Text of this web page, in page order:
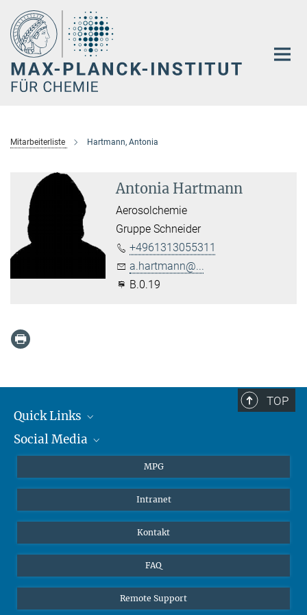
Hauptinhalt
Mitarbeiterliste Hartmann, Antonia
Antonia Hartmann
Aerosolchemie
Gruppe Schneider
+4961313055311
a.hartmann@...
B.0.19
TOP
Quick Links
Journalisten
Social Media
Instagram
YouTube
MPG
Intranet
Kontakt
FAQ
Remote Support